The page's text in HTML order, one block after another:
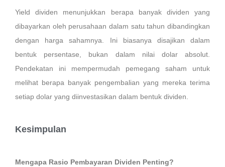
Yield dividen menunjukkan berapa banyak dividen yang
dibayarkan oleh perusahaan dalam satu tahun dibandingkan
dengan harga sahamnya. Ini biasanya disajikan dalam
bentuk persentase, bukan dalam nilai dolar absolut.
Pendekatan ini mempermudah pemegang saham untuk
melihat berapa banyak pengembalian yang mereka terima
setiap dolar yang diinvestasikan dalam bentuk dividen.
Kesimpulan
Mengapa Rasio Pembayaran Dividen Penting?